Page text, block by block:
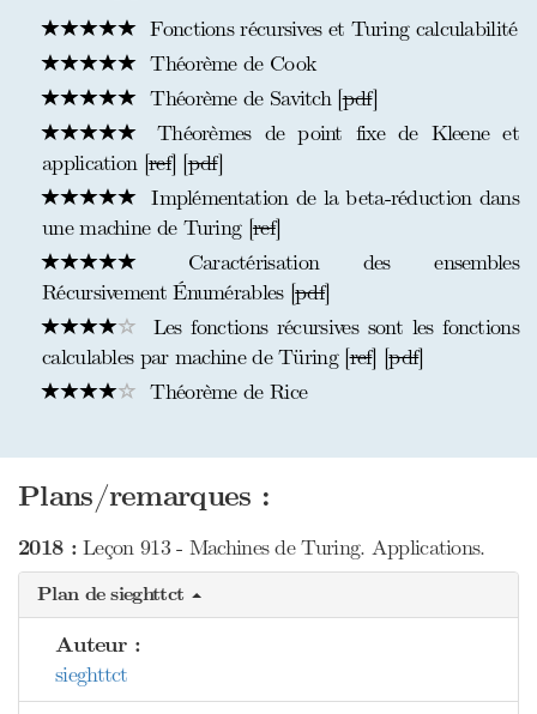
Fonctions récursives et Turing calculabilité
Théorème de Cook
Théorème de Savitch [pdf]
Théorèmes de point fixe de Kleene et
application [ref] [pdf]
Implémentation de la beta-réduction dans
une machine de Turing [ref]
Caractérisation des ensembles
Récursivement Énumérables [pdf]
Les fonctions récursives sont les fonctions
calculables par machine de Türing [ref] [pdf]
Théorème de Rice
Plans/remarques :
2018 :Leçon 913 - Machines de Turing. Applications.
Plan de sieghttct
Auteur :
sieghttct